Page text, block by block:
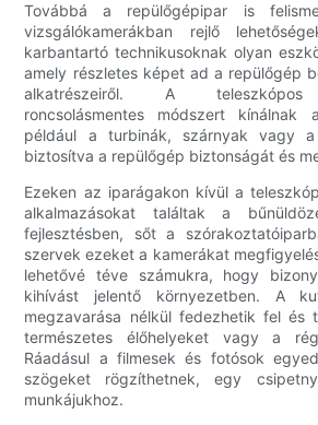
Továbbá a repülőgépipar is
vizsgálókamerákban rejlő
karbantartó technikusoknak olyan
amely részletes képet ad a repülőgép
alkatrészeiről. A teleszkópos
roncsolásmentes módszert kínálnak
például a turbinák, szárnyak vagy
biztosítva a repülőgép biztonságát és
Ezeken az iparágakon kívül a
alkalmazásokat találtak a
fejlesztésben, sőt a
szervek ezeket a kamerákat
lehetővé téve számukra, hogy
kihívást jelentő környezetben. A
megzavarása nélkül fedezhetik fel és
természetes élőhelyeket vagy a
Ráadásul a filmesek és fotósok
szögeket rögzíthetnek, egy
munkájukhoz.